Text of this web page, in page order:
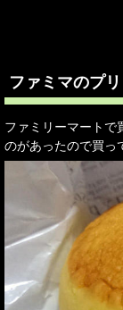
ファミマのプ
ファミリーマートで
のがあったので買っ